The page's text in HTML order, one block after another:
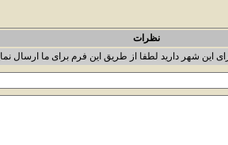
نظرات
این شهر دارید لطفا از طریق این فرم برای ما ارسال